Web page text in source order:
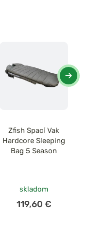
Zfish Spací Vak
Hardcore Sleeping
Bag 5 Season
skladom
119,60 €